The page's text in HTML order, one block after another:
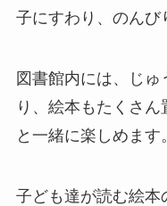
子にすわり、のんび
図書館内には、じ
り、絵本もたくさ
と一緒に楽しめます。
子ども達が読む絵本